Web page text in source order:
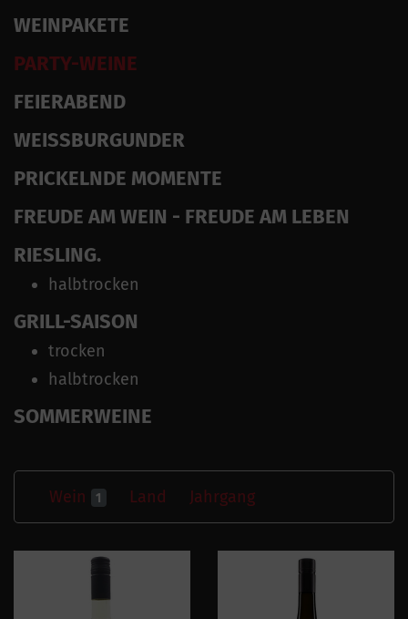
WEINPAKETE
PARTY-WEINE
FEIERABEND
WEISSBURGUNDER
PRICKELNDE MOMENTE
FREUDE AM WEIN - FREUDE AM LEBEN
RIESLING.
halbtrocken
GRILL-SAISON
trocken
halbtrocken
SOMMERWEINE
Wein 1 Land Jahrgang